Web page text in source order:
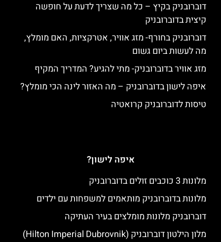
דוברובניק בקיץ – כל מה שצריך לדעת על חופשה
קיצית בדוברובניק
דוברובניק בחורף- מזג אוויר, אטרקציות, האם מומלץ,
מה לעשות ביום גשום
מזג אוויר בדוברובניק- מתי להגיע? המדריך המקיף
איפה לישון בדוברובניק – מה האזור לינה הכי מומלץ?
טיסות לדוברובניק קרואטיה
איפה לישון?
מלונות 3 כוכבים זולים בדוברובניק
מלונות בדוברובניק מותאמים למשפחות עם ילדים
דוברובניק מלונות מומלצים בעיר העתיקה
מלון הילטון דוברובניק (Hilton Imperial Dubrovnik)